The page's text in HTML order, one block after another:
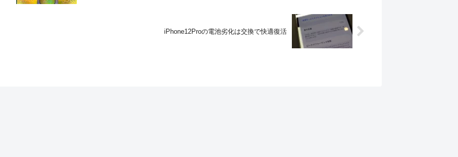
iPhone12Proの電池劣化は交換で快適復活